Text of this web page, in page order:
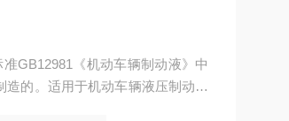
GB12981《机动车辆制动液》中
的。适用于机动车辆液压制动、